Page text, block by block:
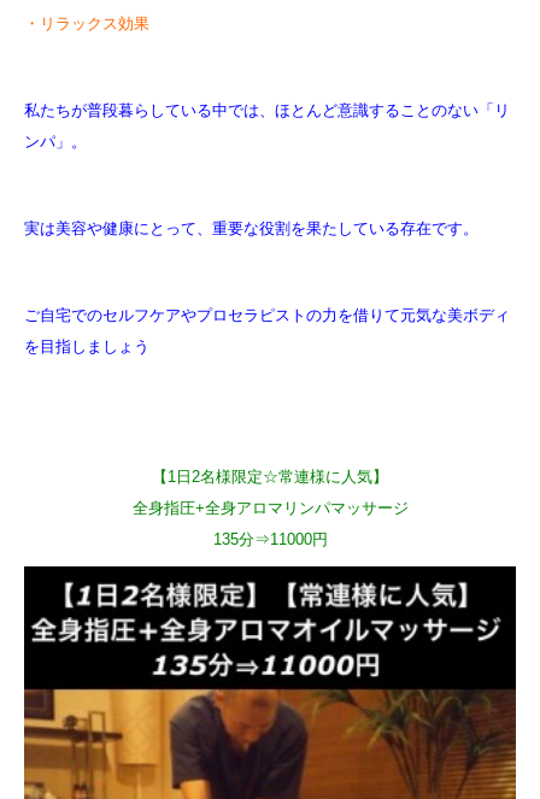
・リラックス効果
私たちが普段暮らしている中では、ほとんど意識することのない「リ
ンパ」。
実は美容や健康にとって、重要な役割を果たしている存在です。
ご自宅でのセルフケアやプロセラピストの力を借りて元気な美ボディ
を目指しましょう
【1日2名様限定☆常連様に人気】
全身指圧+全身アロマリンパマッサージ
135分⇒11000円